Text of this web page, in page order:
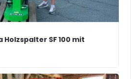
SF 100 mit